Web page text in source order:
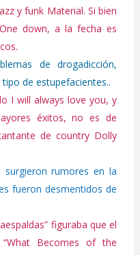
y funk Material. Si bien
down, a la fecha es
de drogadicción,
de estupefacientes..
I will always love you, y
éxitos, no es de
de country Dolly
rumores en la
fueron desmentidos de
figuraba que el
Becomes of the